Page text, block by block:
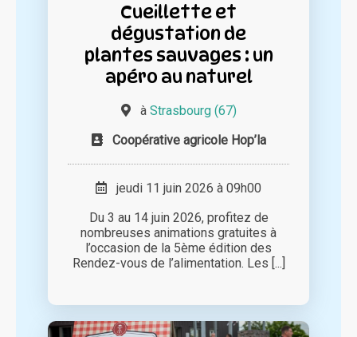
Cueillette et
dégustation de
plantes sauvages : un
apéro au naturel
à Strasbourg (67)
Coopérative agricole Hop’la
jeudi 11 juin 2026 à 09h00
Du 3 au 14 juin 2026, profitez de
nombreuses animations gratuites à
l’occasion de la 5ème édition des
Rendez-vous de l’alimentation. Les [...]